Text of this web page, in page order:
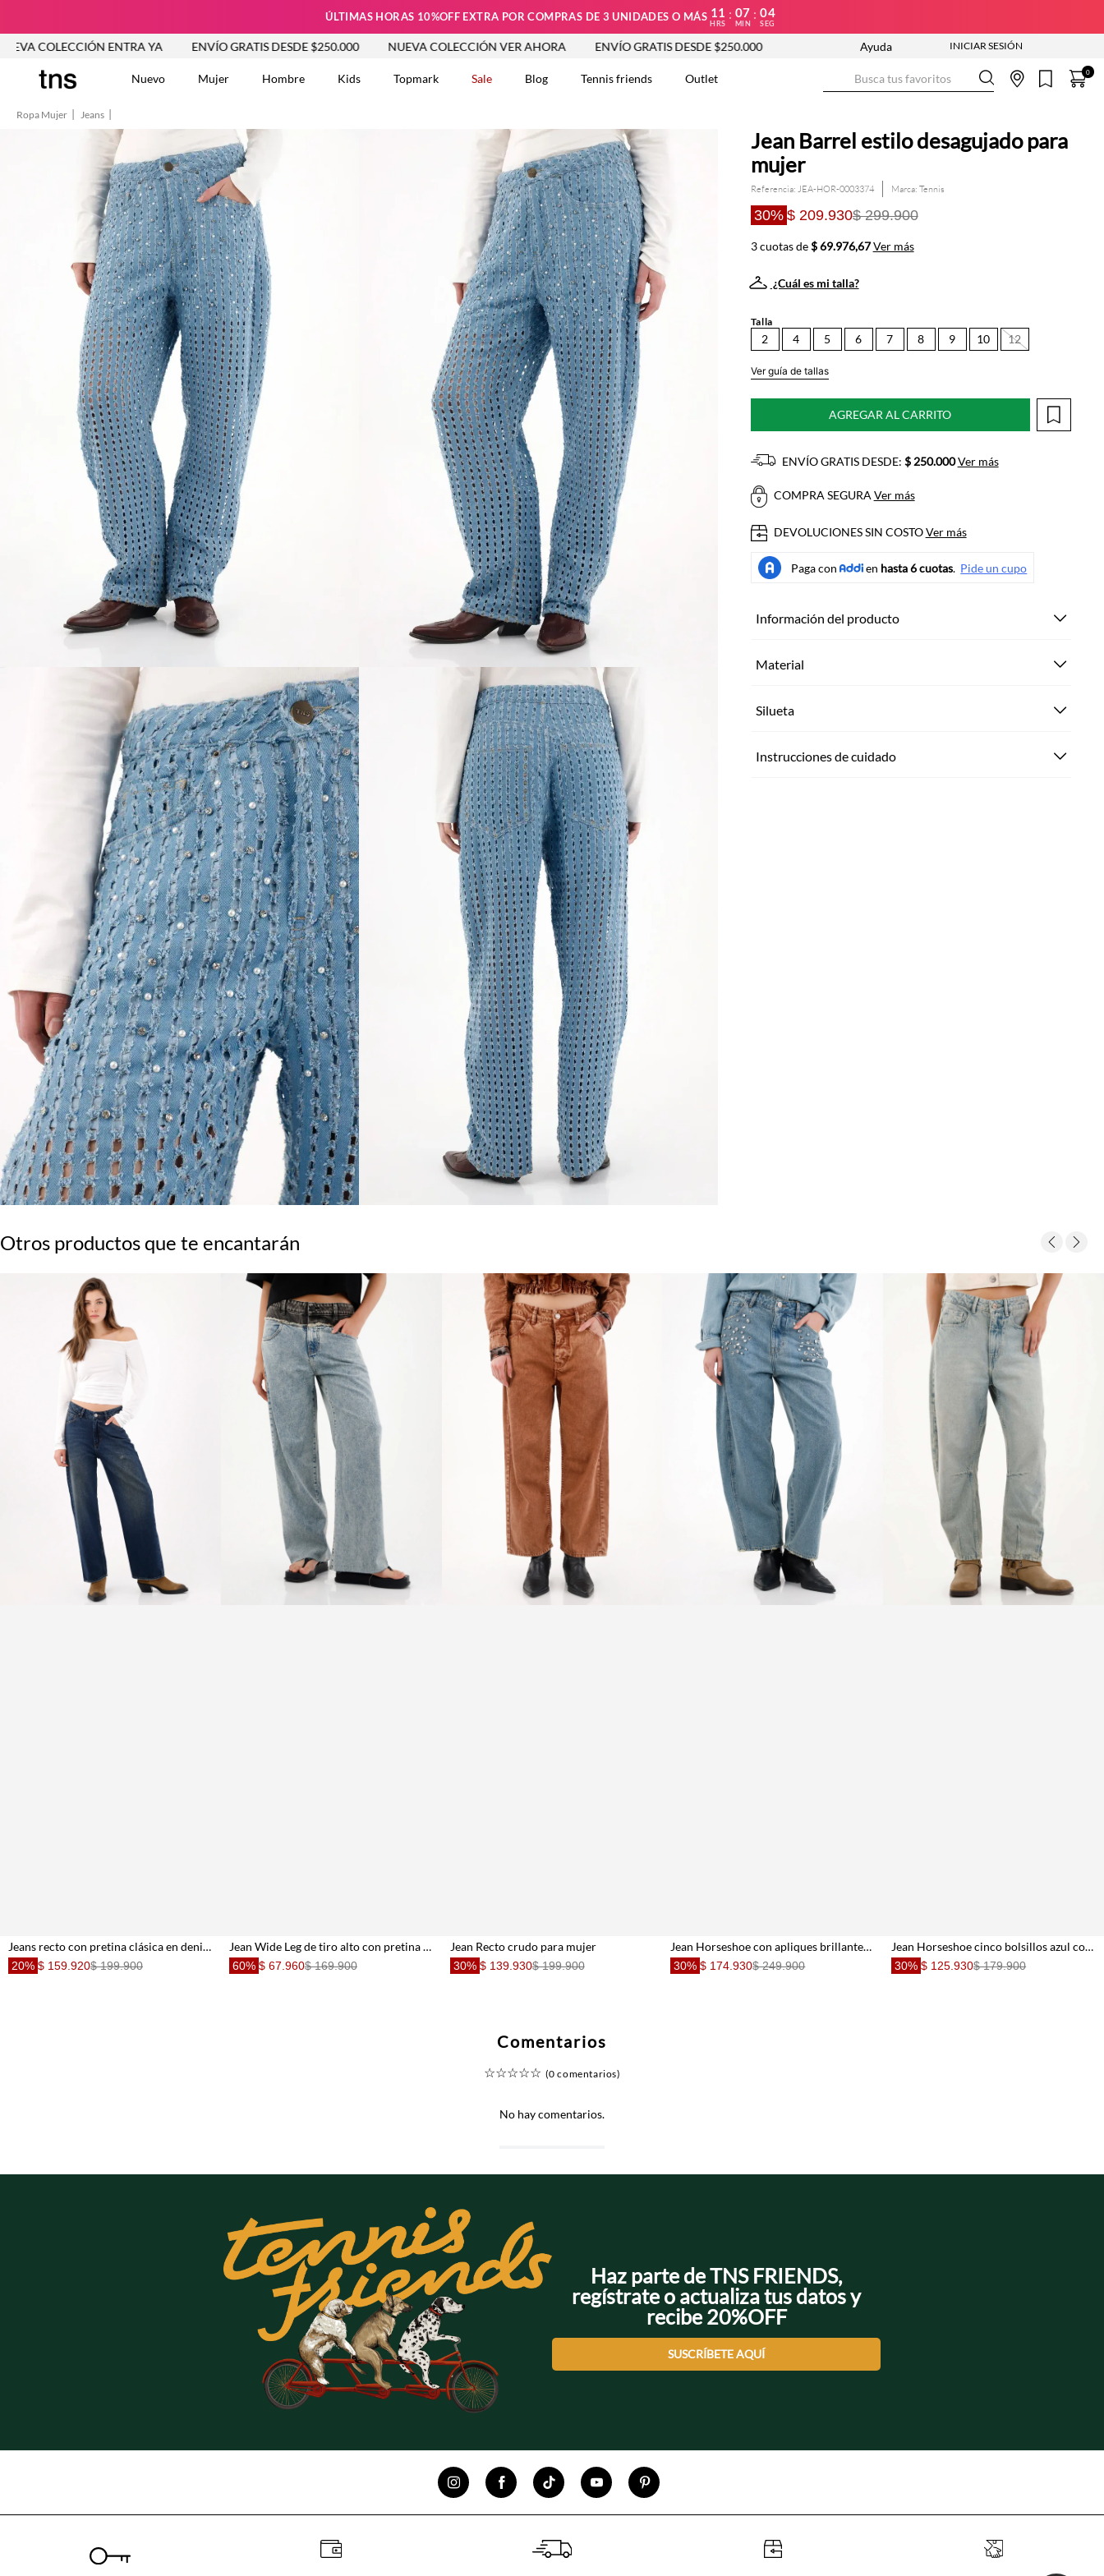
ÚLTIMAS HORAS 10%OFF EXTRA POR COMPRAS DE 3 UNIDADES O MÁS 11
HRS
: 07
MIN
: 03
SEG
ENTRA YA ENVÍO GRATIS DESDE $250.000 NUEVA COLECCIÓN VER AHORA ENVÍO GRATIS DESDE $250.000 NUEVA COLECCIÓN ENTRA YA ENVÍO GRATIS DESDE $250.000
Ayuda
Nuevo Mujer Hombre Kids Topmark Sale Blog Tennis friends Outlet 0
Ropa Mujer Jeans
Jean Barrel estilo desagujado para
mujer
Referencia: JEA-HOR-0003374 Tennis
30% $ 209.930$ 299.900
3 cuotas de$ 69.976,67 Ver más
¿Cuál es mi talla?
Talla
2 4 5 6 7 8 9 10 12
Ver guía de tallas
AGREGAR AL CARRITO
ENVÍO GRATIS DESDE: $ 250.000 Ver más
COMPRA SEGURA Ver más
DEVOLUCIONES SIN COSTOVer más
Información del producto
Material
Silueta
Instrucciones de cuidado
Otros productos que te encantarán
Jeans recto con pretina clásica en denim de algodón azul para mujer
20% $ 159.920$ 199.900
Jean Wide Leg de tiro alto con pretina en contraste para mujer
60% $ 67.960$ 169.900
Jean Recto crudo para mujer
30% $ 139.930$ 199.900
Jean Horseshoe con apliques brillantes para mujer
30% $ 174.930$ 249.900
Jean Horseshoe cinco bolsillos azul con caída natural para mujer
30% $ 125.930$ 179.900
Comentarios
☆☆☆☆☆ (0 comentarios)
No hay comentarios.
Haz parte de TNS FRIENDS,
regístrate o actualiza tus datos y
recibe 20%OFF
SUSCRÍBETE AQUÍ
1.
2.
3.
4. Blusas
5. Chaleco
6. Falda
7. Vestido
8. Chaqueta
9. Short
10. Camisetas Mujer